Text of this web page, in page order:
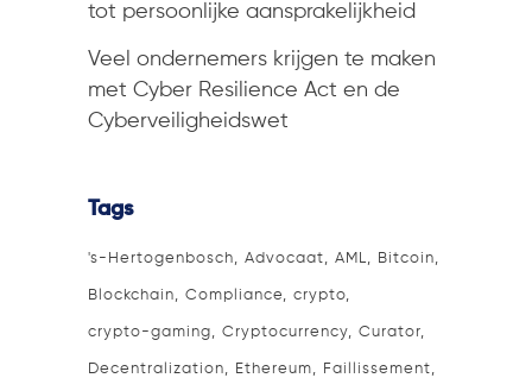
tot persoonlijke aansprakelijkheid
Veel ondernemers krijgen te maken
met Cyber Resilience Act en de
Cyberveiligheidswet
Tags
's-Hertogenbosch Advocaat AML Bitcoin
Blockchain Compliance crypto
crypto-gaming Cryptocurrency Curator
Decentralization Ethereum Faillissement